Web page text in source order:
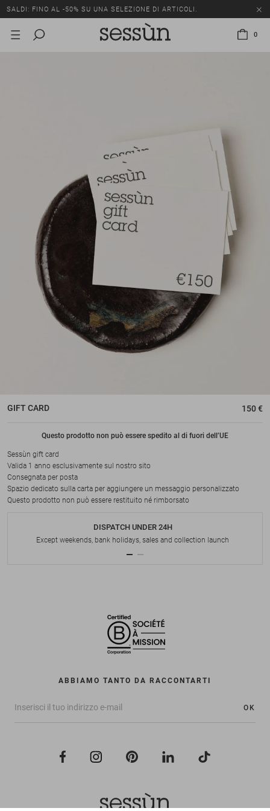
SALDI: FINO AL -50% SU UNA SELEZIONE DI ARTICOLI.
0
GIFT CARD 150 €
Questo prodotto non può essere spedito al di fuori dell’UE
Sessùn gift card
Valida 1 anno esclusivamente sul nostro sito
Consegnata per posta
Spazio dedicato sulla carta per aggiungere un messaggio personalizzato
Questo prodotto non può essere restituito né rimborsato
DISPATCH UNDER 24H
Except weekends, bank holidays, sales and collection launch
ABBIAMO TANTO DA RACCONTARTI
OK